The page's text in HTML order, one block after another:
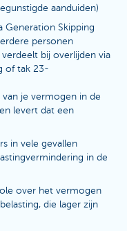
aanduiden)
Generation Skipping
personen
bij overlijden via
of tak 23-
je vermogen in de
levert dat een
in vele gevallen
in de
over het vermogen
die lager zijn